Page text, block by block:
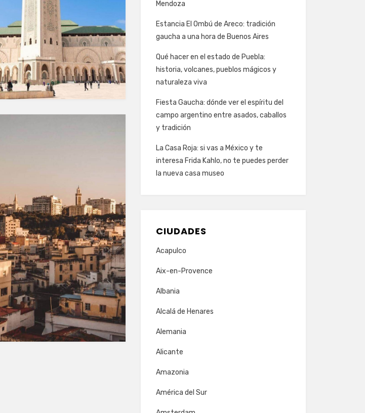
Mendoza
Estancia El Ombú de Areco: tradición
gaucha a una hora de Buenos Aires
Qué hacer en el estado de Puebla:
historia, volcanes, pueblos mágicos y
naturaleza viva
Fiesta Gaucha: dónde ver el espíritu del
campo argentino entre asados, caballos
y tradición
La Casa Roja: si vas a México y te
interesa Frida Kahlo, no te puedes perder
la nueva casa museo
CIUDADES
Acapulco
Aix-en-Provence
Albania
Alcalá de Henares
Alemania
Alicante
Amazonia
América del Sur